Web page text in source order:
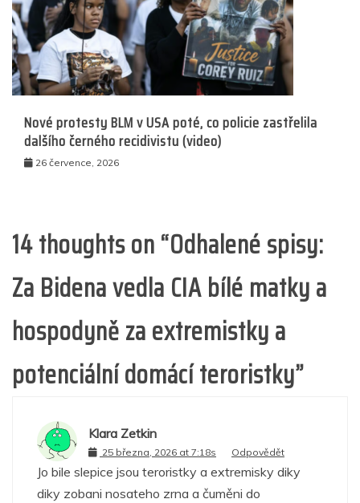
Nové protesty BLM v USA poté, co policie zastřelila
dalšího černého recidivistu (video)
26 července, 2026
14 thoughts on “Odhalené spisy:
Za Bidena vedla CIA bílé matky a
hospodyně za extremistky a
potenciální domácí teroristky”
Klara Zetkin
25 března, 2026 at 7:18s Odpovědět
Jo bile slepice jsou teroristky a extremisky diky
diky zobani nosateho zrna a čuměni do